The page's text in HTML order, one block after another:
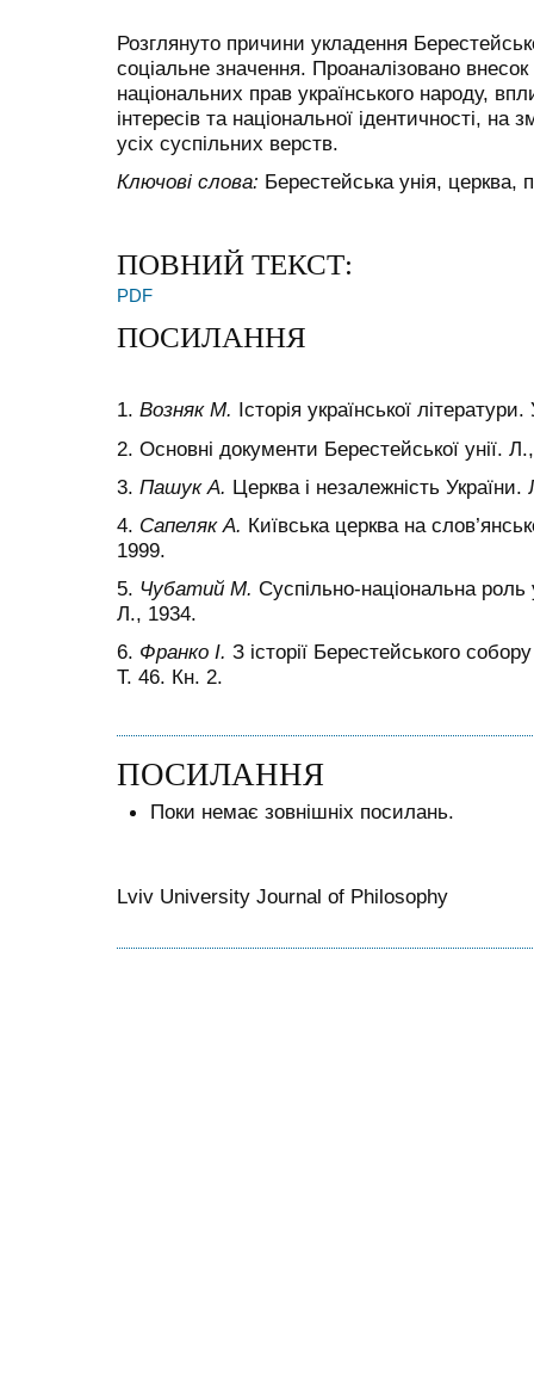
Розглянуто причини укладення
соціальне значення. Проаналізовано внесок
національних прав українського народу,
інтересів та національної ідентичності, на
усіх суспільних верств.
Ключові слова: Берестейська унія, церква,
ПОВНИЙ ТЕКСТ:
PDF
ПОСИЛАННЯ
1. Возняк М. Історія української
2. Основні документи Берестейської унії.
3. Пашук А. Церква і незалежність
4. Сапеляк А. Київська церква на
1999.
5. Чубатий М. Суспільно-національна роль
Л., 1934.
6. Франко І. З історії Берестейського
Т. 46. Кн. 2.
ПОСИЛАННЯ
Поки немає зовнішніх посилань.
Lviv University Journal of Philosophy